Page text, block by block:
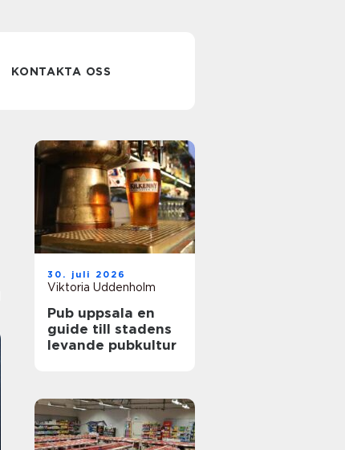
KONTAKTA OSS
30. juli 2026
Viktoria Uddenholm
Pub uppsala en
guide till stadens
levande pubkultur